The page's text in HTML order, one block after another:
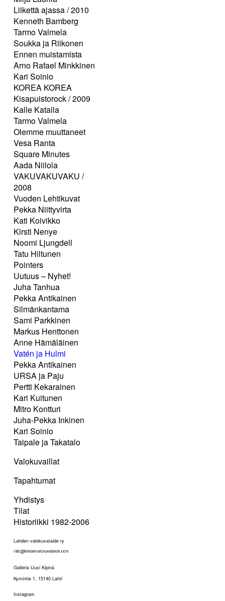
Liikettä ajassa / 2010
Kenneth Bamberg
Tarmo Valmela
Soukka ja Riikonen
Ennen muistamista
Arno Rafael Minkkinen
Kari Soinio
KOREA KOREA
Kisapuistorock / 2009
Kalle Kataila
Tarmo Valmela
Olemme muuttaneet
Vesa Ranta
Square Minutes
Aada Niilola
VAKUVAKUVAKU /
2008
Vuoden Lehtikuvat
Pekka Niittyvirta
Kati Koivikko
Kirsti Nenye
Noomi Ljungdell
Tatu Hiltunen
Pointers
Uutuus – Nyhet!
Juha Tanhua
Pekka Antikainen
Silmänkantama
Sami Parkkinen
Markus Henttonen
Anne Hämäläinen
Vatén ja Hulmi
Pekka Antikainen
URSA ja Paju
Pertti Kekarainen
Kari Kuitunen
Mitro Kontturi
Juha-Pekka Inkinen
Kari Soinio
Taipale ja Takatalo
Valokuvaillat
Tapahtumat
Yhdistys
Tilat
Historiikki 1982-2006
Lahden valokuvataide ry
Galleria Uusi Kipinä
Kymintie 1, 15140 Lahti
Instagram